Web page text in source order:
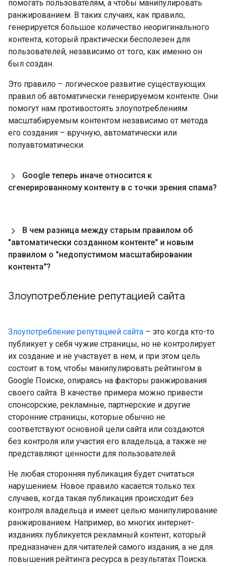
помогать пользователям, а чтобы манипулировать
ранжированием. В таких случаях, как правило,
генерируется большое количество неоригинального
контента, который практически бесполезен для
пользователей, независимо от того, как именно он
был создан.
Это правило – логическое развитие существующих
правил об автоматически генерируемом контенте. Они
помогут нам противостоять злоупотреблениям
масштабируемым контентом независимо от метода
его создания – вручную, автоматически или
полуавтоматически.
Google теперь иначе относится к
сгенерированному контенту в с точки зрения спама?
В чем разница между старым правилом об
"автоматически созданном контенте" и новым
правилом о "недопустимом масштабировании
контента"?
Злоупотребление репутацией сайта
Злоупотребление репутацией сайта – это когда кто-то
публикует у себя чужие страницы, но не контролирует
их создание и не участвует в нем, и при этом цель
состоит в том, чтобы манипулировать рейтингом в
Google Поиске, опираясь на факторы ранжирования
своего сайта. В качестве примера можно привести
спонсорские, рекламные, партнерские и другие
сторонние страницы, которые обычно не
соответствуют основной цели сайта или создаются
без контроля или участия его владельца, а также не
представляют ценности для пользователей.
Не любая сторонняя публикация будет считаться
нарушением. Новое правило касается только тех
случаев, когда такая публикация происходит без
контроля владельца и имеет целью манипулирование
ранжированием. Например, во многих интернет-
изданиях публикуется рекламный контент, который
предназначен для читателей самого издания, а не для
повышения рейтинга ресурса в результатах Поиска.